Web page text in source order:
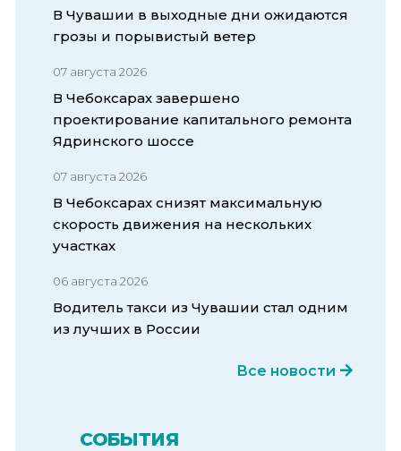
В Чувашии в выходные дни ожидаются
грозы и порывистый ветер
07 августа 2026
В Чебоксарах завершено
проектирование капитального ремонта
Ядринского шоссе
07 августа 2026
В Чебоксарах снизят максимальную
скорость движения на нескольких
участках
06 августа 2026
Водитель такси из Чувашии стал одним
из лучших в России
Все новости
СОБЫТИЯ